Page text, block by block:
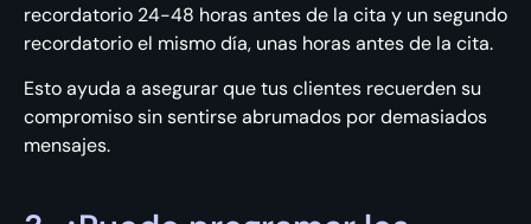
recordatorio 24-48 horas antes de la cita y un segundo
recordatorio el mismo día, unas horas antes de la cita.
Esto ayuda a asegurar que tus clientes recuerden su
compromiso sin sentirse abrumados por demasiados
mensajes.